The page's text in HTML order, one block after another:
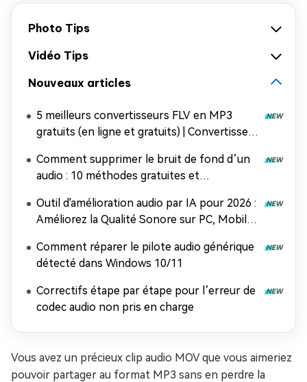
Photo Tips
Vidéo Tips
Nouveaux articles
5 meilleurs convertisseurs FLV en MP3
gratuits (en ligne et gratuits) | Convertissez
Comment supprimer le bruit de fond d’un
audio : 10 méthodes gratuites et
Outil d'amélioration audio par IA pour 2026 :
Améliorez la Qualité Sonore sur PC, Mobile
Comment réparer le pilote audio générique
détecté dans Windows 10/11
Correctifs étape par étape pour l’erreur de
codec audio non pris en charge
Vous avez un précieux clip audio MOV que vous aimeriez
pouvoir partager au format MP3 sans en perdre la